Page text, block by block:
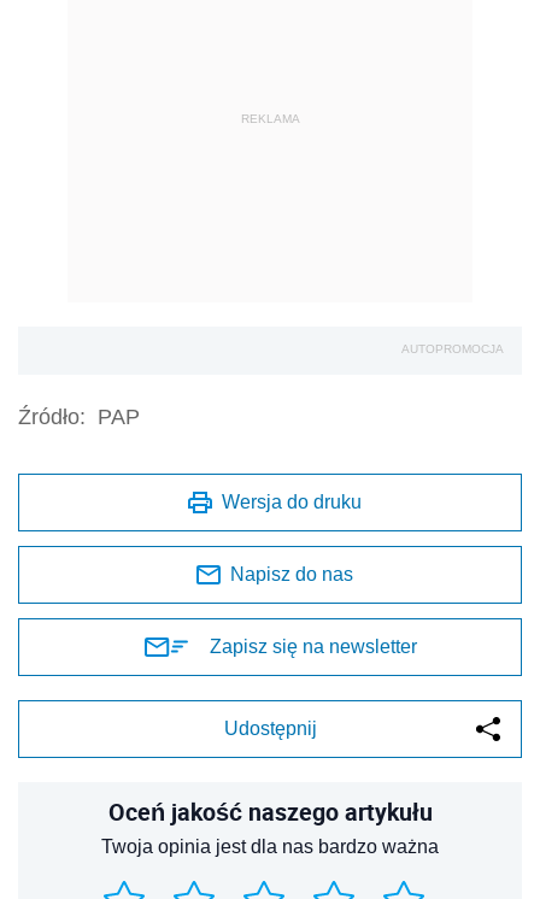
REKLAMA
AUTOPROMOCJA
Źródło: PAP
Wersja do druku
Napisz do nas
Zapisz się na newsletter
Udostępnij
Oceń jakość naszego artykułu
Twoja opinia jest dla nas bardzo ważna